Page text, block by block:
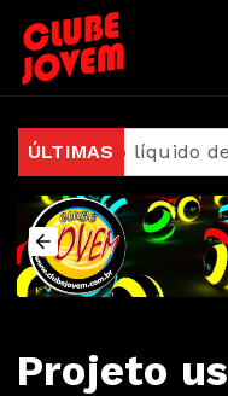
ÚLTIMAS
líquido de R$ 52,4
Projeto